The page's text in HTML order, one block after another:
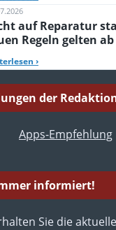
auf Reparatur
Regeln gelten
›
der
informiert!
Sie die